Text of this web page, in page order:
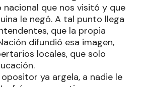
que nos visitó y que
le negó. A tal punto llega
que la propia
difundió esa imagen,
locales, que solo
ya argela, a nadie le